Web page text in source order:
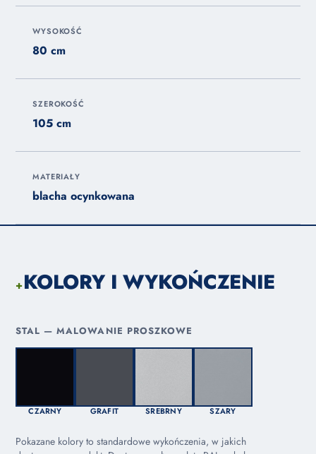
WYSOKOŚĆ
80 cm
SZEROKOŚĆ
105 cm
MATERIAŁY
blacha ocynkowana
+KOLORY I WYKOŃCZENIE
STAL — MALOWANIE PROSZKOWE
CZARNY GRAFIT SREBRNY SZARY
Pokazane kolory to standardowe wykończenia, w jakich